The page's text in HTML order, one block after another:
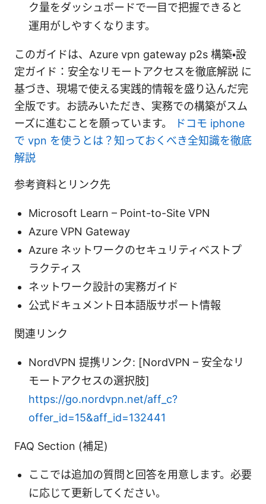
ク量をダッシュボードで一目で把握できると
運用がしやすくなります。
このガイドは、Azure vpn gateway p2s 構築・設
定ガイド：安全なリモートアクセスを徹底解説 に
基づき、現場で使える実践的情報を盛り込んだ完
全版です。お読みいただき、実務での構築がスム
ーズに進むことを願っています。
ドコモ iphone
で vpn を使うとは？知っておくべき全知識を徹底
解説
参考資料とリンク先
Microsoft Learn – Point-to-Site VPN
Azure VPN Gateway
Azure ネットワークのセキュリティベストプ
ラクティス
ネットワーク設計の実務ガイド
公式ドキュメント日本語版サポート情報
関連リンク
NordVPN 提携リンク: [NordVPN – 安全なリ
モートアクセスの選択肢]
https://go.nordvpn.net/aff_c?
offer_id=15&aff_id=132441
FAQ Section (補足)
ここでは追加の質問と回答を用意します。必要
に応じて更新してください。